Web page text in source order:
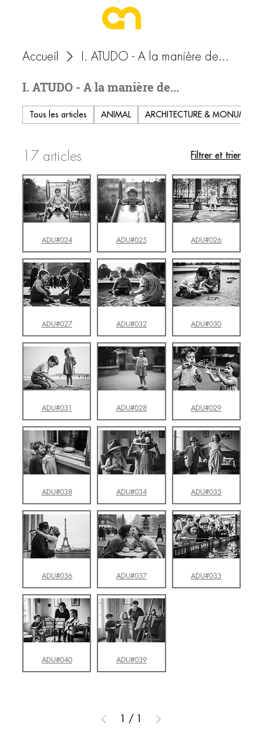
Accueil I. ATUDO - A la manière de...
I. ATUDO - A la manière de...
Tous les articles ANIMAL ARCHITECTURE & MONUMENT
17 articles Filtrer et trier
ADU#024 ADU#025 ADU#026
ADU#027 ADU#032 ADU#030
ADU#031 ADU#028 ADU#029
ADU#038 ADU#034 ADU#035
ADU#036 ADU#037 ADU#033
ADU#040 ADU#039
/